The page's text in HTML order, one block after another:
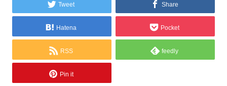
Tweet Share
Hatena Pocket
RSS feedly
Pin it